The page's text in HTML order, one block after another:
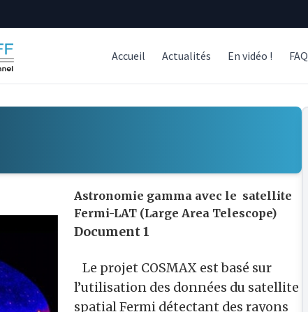
Accueil Actualités En vidéo ! FAQ
Astronomie gamma avec le satellite
Fermi-LAT (Large Area Telescope)
Document 1
Le projet COSMAX est basé sur
l’utilisation des données du satellite
spatial Fermi détectant des rayons